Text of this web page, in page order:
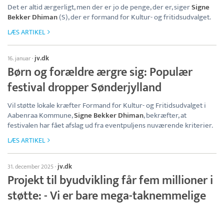
Det er altid ærgerligt, men der er jo de penge, der er, sigerSigne
Bekker Dhiman(S), der er formand for Kultur- og fritidsudvalget.
LÆS ARTIKEL
16. januar·jv.dk
Børn og forældre ærgre sig: Populær
festival dropper Sønderjylland
Vil støtte lokale kræfter Formand for Kultur- og Fritidsudvalget i
Aabenraa Kommune,Signe Bekker Dhiman, bekræfter, at
festivalen har fået afslag ud fra eventpuljens nuværende kriterier.
LÆS ARTIKEL
31. december 2025·jv.dk
Projekt til byudvikling får fem millioner i
støtte: - Vi er bare mega-taknemmelige